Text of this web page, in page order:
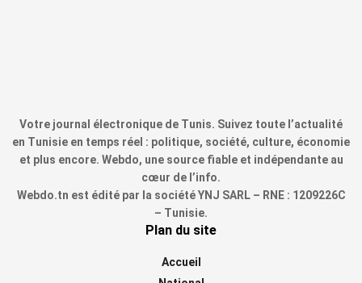
Votre journal électronique de Tunis. Suivez toute l’actualité
en Tunisie en temps réel : politique, société, culture, économie
et plus encore. Webdo, une source fiable et indépendante au
cœur de l’info.
Webdo.tn est édité par la société YNJ SARL – RNE : 1209226C
– Tunisie.
Plan du site
Accueil